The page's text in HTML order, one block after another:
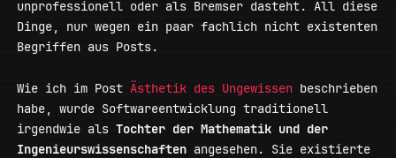
unprofessionell oder als Bremser dasteht. All diese
Dinge, nur wegen ein paar fachlich nicht existenten
Begriffen aus Posts.
Wie ich im Post Ästhetik des Ungewissen beschrieben
habe, wurde Softwareentwicklung traditionell
irgendwie alsTochter der Mathematik und der
Ingenieurswissenschaften angesehen. Sie existierte